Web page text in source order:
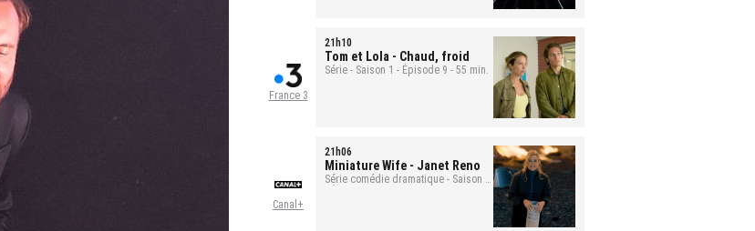
France 3
21h10
Tom et Lola - Chaud, froid
Série - Saison 1 - Épisode 9 - 55 min.
Canal+
21h06
Miniature Wife - Janet Reno
Série comédie dramatique - Saison 1